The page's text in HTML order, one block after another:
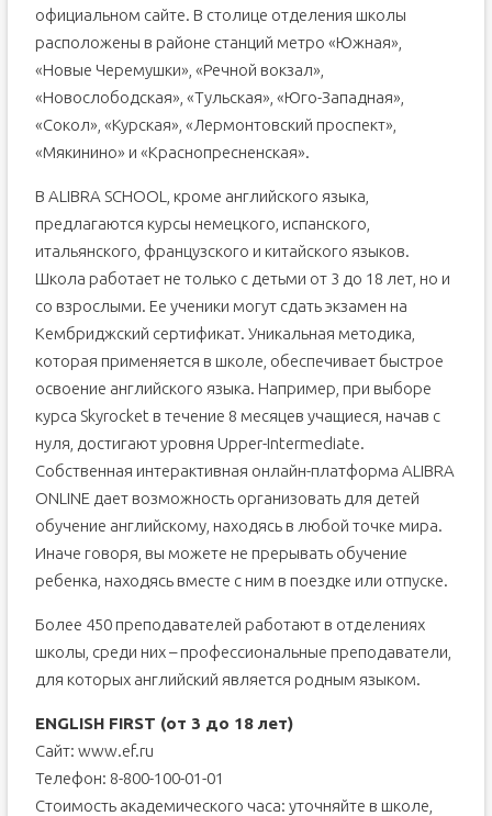
официальном сайте. В столице отделения школы
расположены в районе станций метро «Южная»,
«Новые Черемушки», «Речной вокзал»,
«Новослободская», «Тульская», «Юго-Западная»,
«Сокол», «Курская», «Лермонтовский проспект»,
«Мякинино» и «Краснопресненская».
В ALIBRA SCHOOL, кроме английского языка,
предлагаются курсы немецкого, испанского,
итальянского, французского и китайского языков.
Школа работает не только с детьми от 3 до 18 лет, но и
со взрослыми. Ее ученики могут сдать экзамен на
Кембриджский сертификат. Уникальная методика,
которая применяется в школе, обеспечивает быстрое
освоение английского языка. Например, при выборе
курса Skyrocket в течение 8 месяцев учащиеся, начав с
нуля, достигают уровня Upper-Intermediate.
Собственная интерактивная онлайн-платформа ALIBRA
ONLINE дает возможность организовать для детей
обучение английскому, находясь в любой точке мира.
Иначе говоря, вы можете не прерывать обучение
ребенка, находясь вместе с ним в поездке или отпуске.
Более 450 преподавателей работают в отделениях
школы, среди них – профессиональные преподаватели,
для которых английский является родным языком.
ENGLISH FIRST (от 3 до 18 лет)
Сайт: www.ef.ru
Телефон: 8-800-100-01-01
Стоимость академического часа: уточняйте в школе,